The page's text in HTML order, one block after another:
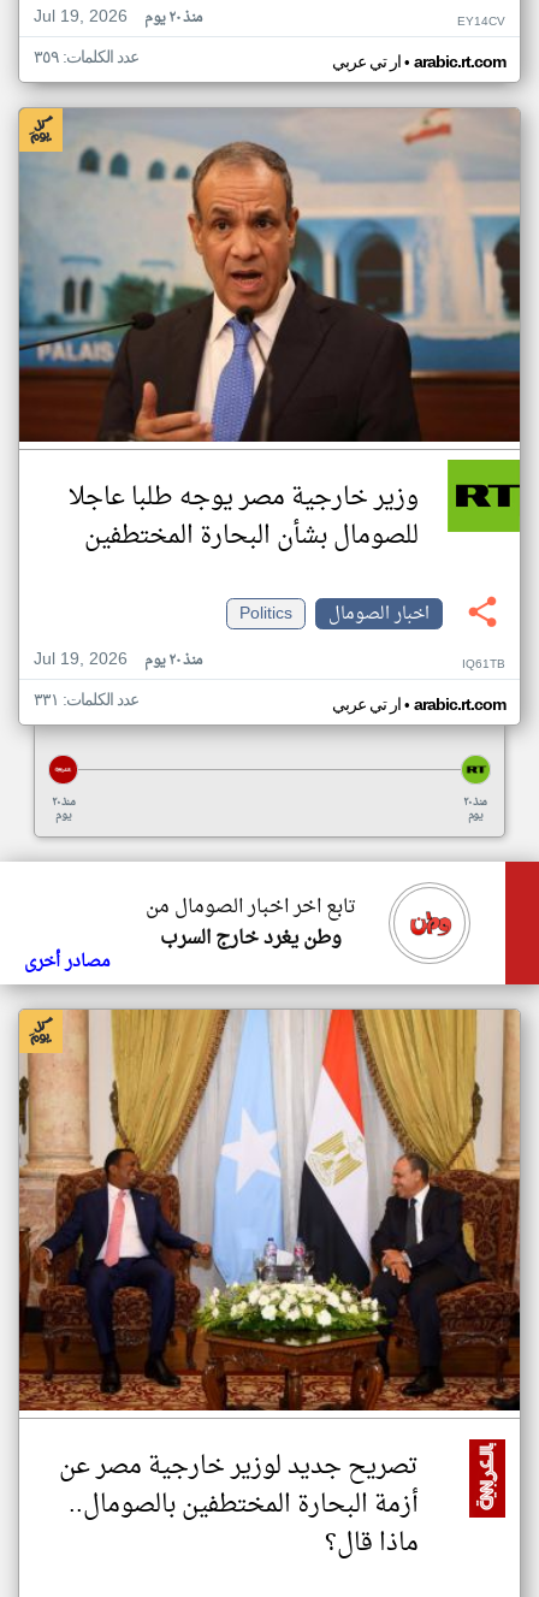
Jul 19, 2026
منذ ٢٠ يوم EY14CV
ار تي عربي• arabic.rt.com عدد الكلمات: ٣٥٩
وزير خارجية مصر يوجه طلبا عاجلا
للصومال بشأن البحارة المختطفين
اخبار الصومال
Politics
Jul 19, 2026
منذ ٢٠ يوم IQ61TB
ار تي عربي• arabic.rt.com عدد الكلمات: ٣٣١
منذ ٢٠
يوم
منذ ٢٠
يوم
تابع اخر اخبار الصومال من
وطن يغرد خارج السرب
مصادر أخرى
تصريح جديد لوزير خارجية مصر عن
أزمة البحارة المختطفين بالصومال..
ماذا قال؟